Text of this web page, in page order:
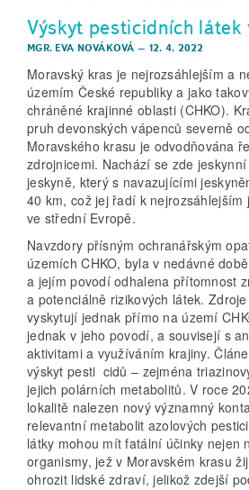
Výskyt pesticidních látek
MGR. EVA NOVÁKOVÁ – 12. 4. 2022
Moravský kras je nejrozsáhlejším a
územím České republiky a jako
chráněné krajinné oblasti (CHKO).
pruh devonských vápenců severně
Moravského krasu je odvodňována
zdrojnicemi. Nachází se zde
jeskyně, který s navazujícími
40 km, což jej řadí k nejrozsáhlejším
ve střední Evropě.
Navzdory přísným ochranářským
územích CHKO, byla v nedávné
a jejím povodí odhalena přítomnost
a potenciálně rizikových látek.
vyskytují jednak přímo na území
jednak v jeho povodí, a souvisejí s
aktivitami a využíváním krajiny.
výskyt pesti cidů – zejména
jejich polárních metabolitů. V roce
lokalitě nalezen nový významný
relevantní metabolit azolových
látky mohou mít fatální účinky nejen
organismy, jež v Moravském krasu
ohrozit lidské zdraví, jelikož zdejší